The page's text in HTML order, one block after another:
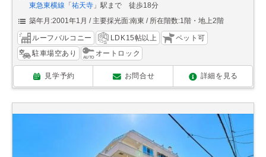
東急東横線 「 祐天寺 」駅まで 徒歩18分
築年月:2001年1月
主要採光面:南東 所在階数:1階・地上2階
ルーフバルコニー LDK15帖以上
ペット可
駐車場空あり
オートロック
見学予約 お問合せ 詳細を見る